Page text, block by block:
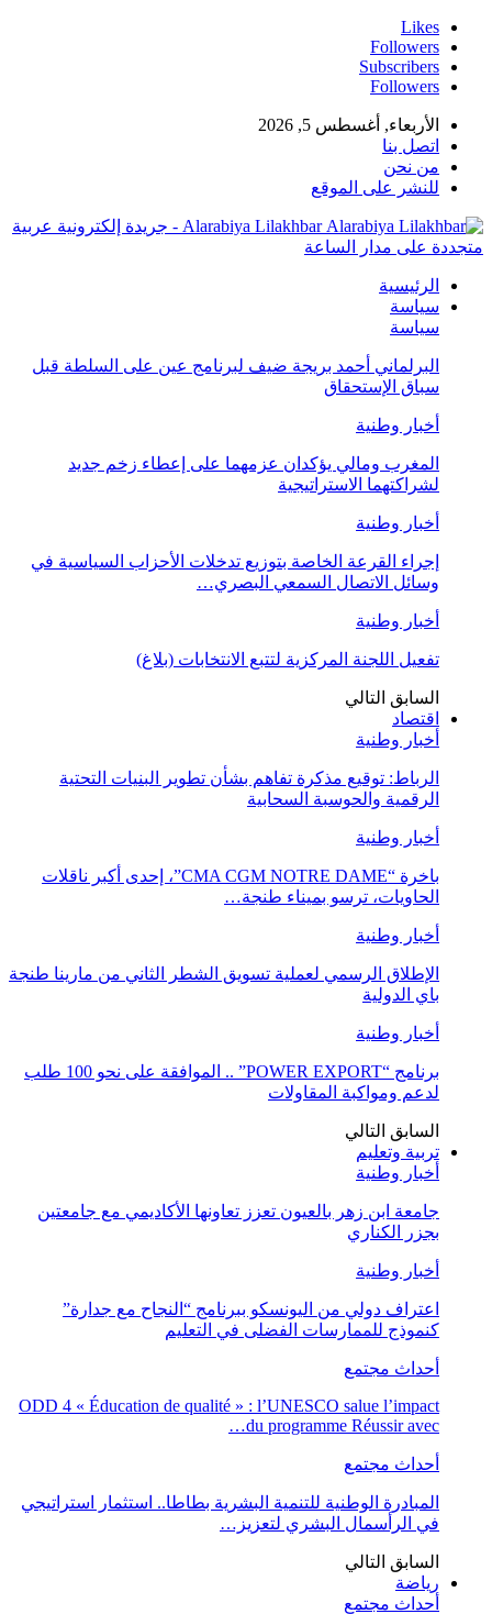
Likes
Followers
Subscribers
Followers
الأربعاء, أغسطس 5, 2026
اتصل بنا
من نحن
للنشر على الموقع
Alarabiya Lilakhbar - جريدة إلكترونية عربية
على مدار الساعة
الرئيسية
سياسة
سياسة
البرلماني أحمد بريجة ضيف لبرنامج عين على السلطة قبل
سباق الإستحقاق
أخبار وطنية
المغرب ومالي يؤكدان عزمهما على إعطاء زخم جديد
لشراكتهما الاستراتيجية
أخبار وطنية
إجراء القرعة الخاصة بتوزيع تدخلات الأحزاب السياسية في
وسائل الاتصال السمعي البصري…
أخبار وطنية
تفعيل اللجنة المركزية لتتبع الانتخابات (بلاغ)
السابقالتالي
اقتصاد
أخبار وطنية
الرباط: توقيع مذكرة تفاهم بشأن تطوير البنيات التحتية
الرقمية والحوسبة السحابية
أخبار وطنية
باخرة “CMA CGM NOTRE DAME”، إحدى أكبر ناقلات
الحاويات، ترسو بميناء طنجة…
أخبار وطنية
الإطلاق الرسمي لعملية تسويق الشطر الثاني من مارينا طنجة
باي الدولية
أخبار وطنية
برنامج “POWER EXPORT” .. الموافقة على نحو 100 طلب
لدعم ومواكبة المقاولات
السابقالتالي
تربية وتعليم
أخبار وطنية
جامعة ابن زهر بالعيون تعزز تعاونها الأكاديمي مع جامعتين
بجزر الكناري
أخبار وطنية
اعتراف دولي من اليونسكو ببرنامج “النجاح مع جدارة”
كنموذج للممارسات الفضلى في التعليم
أحداث مجتمع
ODD 4 « Éducation de qualité » : l’UNESCO salue l’impact
du programme Réussir avec…
أحداث مجتمع
المبادرة الوطنية للتنمية البشرية بطاطا.. استثمار استراتيجي
في الرأسمال البشري لتعزيز…
السابقالتالي
رياضة
أحداث مجتمع